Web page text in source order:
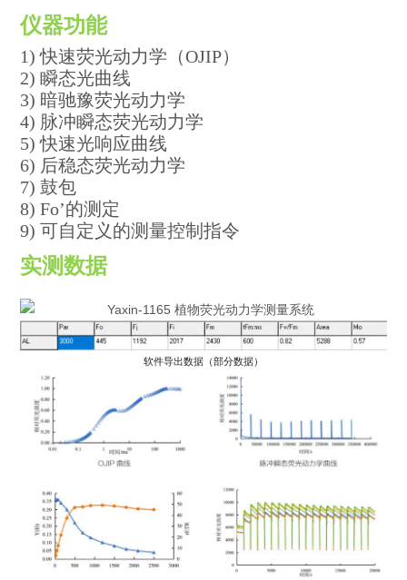
仪器功能
1) 快速荧光动力学（OJIP）
2) 瞬态光曲线
3) 暗驰豫荧光动力学
4) 脉冲瞬态荧光动力学
5) 快速光响应曲线
6) 后稳态荧光动力学
7) 鼓包
8) Fo’的测定
9) 可自定义的测量控制指令
实测数据
软件导出数据（部分数据）